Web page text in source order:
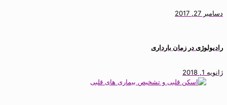
دسامبر 27, 2017
رادیولوژی در زمان بارداری
ژانویه 1, 2018